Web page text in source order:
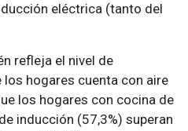
eléctrica (tanto del
refleja el nivel de
los hogares cuenta con aire
los hogares con cocina de
inducción (57,3%) superan